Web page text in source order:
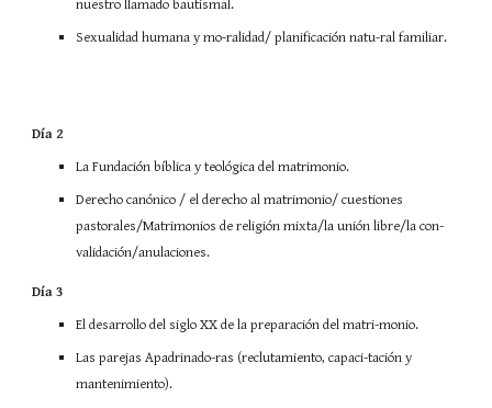
nuestro llamado bautismal.
Sexualidad humana y mo-ralidad/ planificación natu-ral familiar.
Día 2
La Fundación bíblica y teológica del matrimonio.
Derecho canónico / el derecho al matrimonio/ cuestiones
pastorales/Matrimonios de religión mixta/la unión libre/la con-
validación/anulaciones.
Día 3
El desarrollo del siglo XX de la preparación del matri-monio.
Las parejas Apadrinado-ras (reclutamiento, capaci-tación y
mantenimiento).